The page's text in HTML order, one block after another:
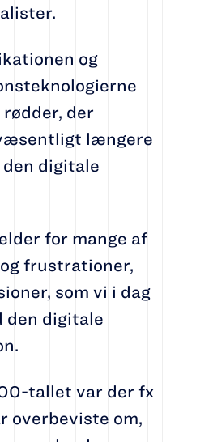
og
der
længere
digitale
for mange af
frustrationer,
som vi i dag
den digitale
tallet var der fx
overbeviste om,